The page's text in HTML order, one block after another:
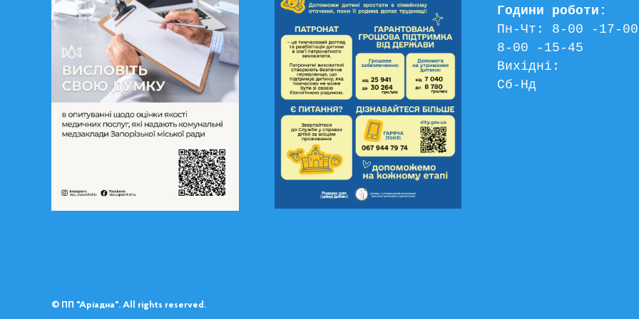
Години роботи:
Пн-Чт: 8-00 -17-
8-00 -15-45
Вихідні:
Сб-Нд
© ПП "Аріадна". All rights reserved.